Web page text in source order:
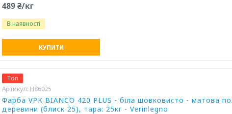
489 ₴/кг
В наявності
КУПИТИ
Топ
H86025
Фарба VPK BIANCO 420 PLUS - біла шовковисто - матова
деревини (блиск 25), тара: 25кг - Verinlegno